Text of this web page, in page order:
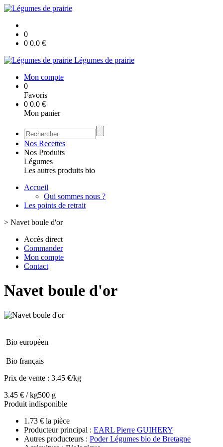
0
0 0.0 €
Légumes de prairie
Mon compte
0
Favoris
0 0.0 €
Mon panier
Nos Recettes
Nos Produits
Légumes
Les autres produits bio
Accueil
Qui sommes nous ?
Les points de retrait
> Navet boule d'or
Accès direct
Commander
Mon compte
Contact
Navet boule d'or
Bio européen
Bio français
Prix de vente : 3.45 €/kg
3.45 € / kg500 g
Produit indisponible
1.73 € la pièce
Producteur principal : EARL Pierre GUIHERY
Autres producteurs : Poder Légumes bio de Bretagne